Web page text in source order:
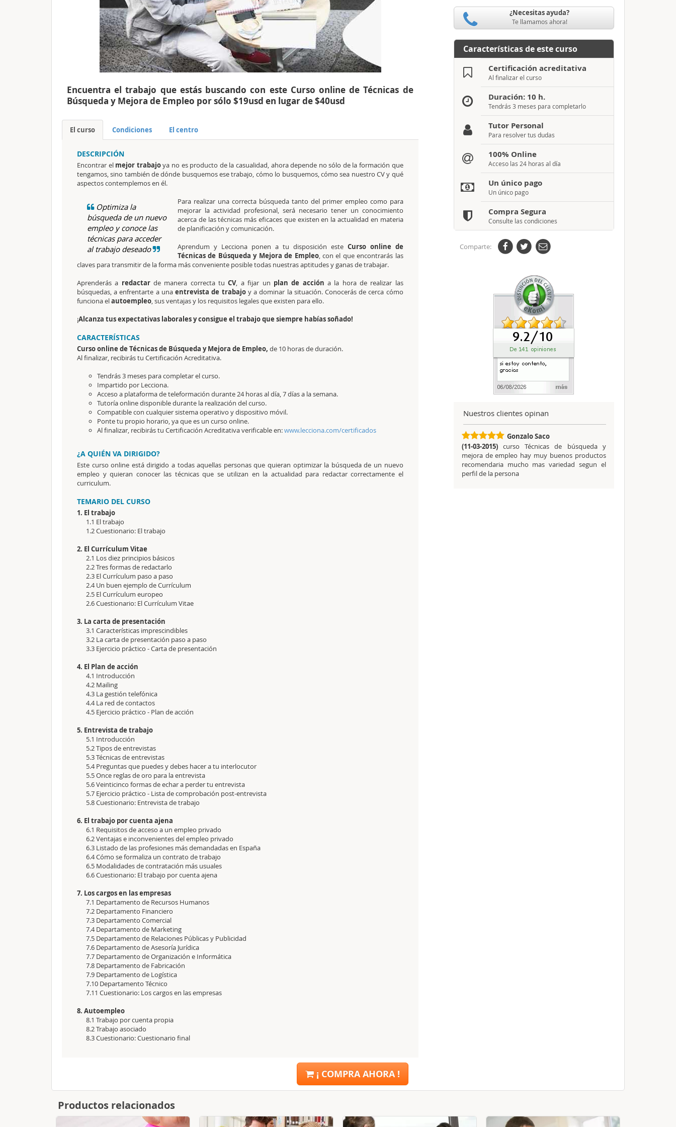
Encuentra el trabajo que estás buscando con este Curso online de Técnicas de
Búsqueda y Mejora de Empleo por sólo $19usd en lugar de $40usd
El curso Condiciones El centro
DESCRIPCIÓN
Encontrar el mejor trabajoya no es producto de la casualidad, ahora depende no sólo de la formación que
tengamos, sino también de dónde busquemos ese trabajo, cómo lo busquemos, cómo sea nuestro CV y qué
aspectos contemplemos en él.
Optimiza la
búsqueda de un nuevo
empleo y conoce las
técnicas para acceder
al trabajo deseado
Para realizar una correcta búsqueda tanto del primer empleo como para
mejorar la actividad profesional, será necesario tener un conocimiento
acerca de las técnicas más eficaces que existen en la actualidad en materia
de planificación y comunicación.
Aprendum y Lecciona ponen a tu disposición este Curso online de
Técnicas de Búsqueda y Mejora de Empleo, con el que encontrarás las
claves para transmitir de la forma más conveniente posible todas nuestras aptitudes y ganas de trabajar.
Aprenderás a redactarde manera correcta tu CV, a fijar un plan de acción a la hora de realizar las
búsquedas, a enfrentarte a unaentrevista de trabajoy a dominar la situación. Conocerás de cerca cómo
funciona elautoempleo, sus ventajas y los requisitos legales que existen para ello.
¡Alcanza tus expectativas laborales y consigue el trabajo que siempre habías soñado!
CARACTERÍSTICAS
Curso online de Técnicas de Búsqueda y Mejora de Empleo, de 10 horas de duración.
Al finalizar, recibirás tu Certificación Acreditativa.
Tendrás 3 meses para completar el curso.
Impartido por Lecciona.
Acceso a plataforma de teleformación durante 24 horas al día, 7 días a la semana.
Tutoría online disponible durante la realización del curso.
Compatible con cualquier sistema operativo y dispositivo móvil.
Ponte tu propio horario, ya que es un curso online.
Al finalizar, recibirás tu Certificación Acreditativa verificable en:www.lecciona.com/certificados
¿A QUIÉN VA DIRIGIDO?
Este curso online está dirigido a todas aquellas personas que quieran optimizar la búsqueda de un nuevo
empleo y quieran conocer las técnicas que se utilizan en la actualidad para redactar correctamente el
curriculum.
TEMARIO DEL CURSO
1. El trabajo
1.1 El trabajo
1.2 Cuestionario: El trabajo
2. El Currículum Vitae
2.1 Los diez principios básicos
2.2 Tres formas de redactarlo
2.3 El Currículum paso a paso
2.4 Un buen ejemplo de Currículum
2.5 El Currículum europeo
2.6 Cuestionario: El Currículum Vitae
3. La carta de presentación
3.1 Características imprescindibles
3.2 La carta de presentación paso a paso
3.3 Ejercicio práctico - Carta de presentación
4. El Plan de acción
4.1 Introducción
4.2 Mailing
4.3 La gestión telefónica
4.4 La red de contactos
4.5 Ejercicio práctico - Plan de acción
5. Entrevista de trabajo
5.1 Introducción
5.2 Tipos de entrevistas
5.3 Técnicas de entrevistas
5.4 Preguntas que puedes y debes hacer a tu interlocutor
5.5 Once reglas de oro para la entrevista
5.6 Veinticinco formas de echar a perder tu entrevista
5.7 Ejercicio práctico - Lista de comprobación post-entrevista
5.8 Cuestionario: Entrevista de trabajo
6. El trabajo por cuenta ajena
6.1 Requisitos de acceso a un empleo privado
6.2 Ventajas e inconvenientes del empleo privado
6.3 Listado de las profesiones más demandadas en España
6.4 Cómo se formaliza un contrato de trabajo
6.5 Modalidades de contratación más usuales
6.6 Cuestionario: El trabajo por cuenta ajena
7. Los cargos en las empresas
7.1 Departamento de Recursos Humanos
7.2 Departamento Financiero
7.3 Departamento Comercial
7.4 Departamento de Marketing
7.5 Departamento de Relaciones Públicas y Publicidad
7.6 Departamento de Asesoría Jurídica
7.7 Departamento de Organización e Informática
7.8 Departamento de Fabricación
7.9 Departamento de Logística
7.10 Departamento Técnico
7.11 Cuestionario: Los cargos en las empresas
8. Autoempleo
8.1 Trabajo por cuenta propia
8.2 Trabajo asociado
8.3 Cuestionario: Cuestionario final
¡ COMPRA AHORA !
¿Necesitas ayuda?
Te llamamos ahora!
Características de este curso
Certificación acreditativa
Al finalizar el curso
Duración: 10 h.
Tendrás 3 meses para completarlo
Tutor Personal
Para resolver tus dudas
100% Online
Acceso las 24 horas al día
Un único pago
Un único pago
Compra Segura
Consulte las condiciones
Comparte:
Nuestros clientes opinan
Gonzalo Saco
(11-03-2015) curso Técnicas de búsqueda y
mejora de empleo hay muy buenos productos
recomendaria mucho mas variedad segun el
perfil de la persona
Productos relacionados